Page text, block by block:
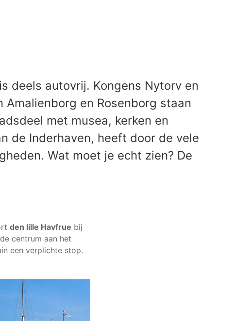
deels autovrij. Kongens Nytorv en
en Rosenborg staan
met musea, kerken en
de Inderhaven, heeft door de vele
Wat moet je echt zien? De
den lille Havfrue bij
centrum aan het
een verplichte stop.